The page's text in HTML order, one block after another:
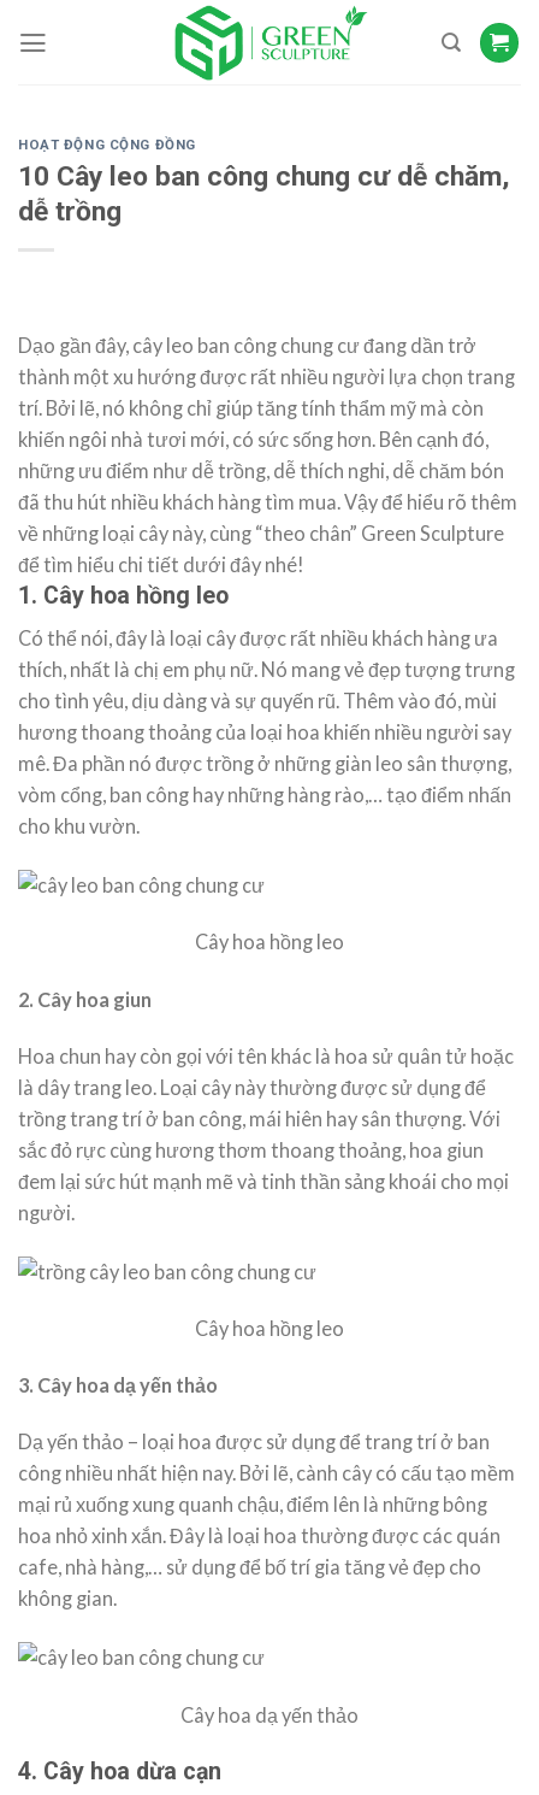
HOẠT ĐỘNG CỘNG ĐỒNG
10 Cây leo ban công chung cư dễ chăm,
dễ trồng
Dạo gần đây, cây leo ban công chung cư đang dần trở
thành một xu hướng được rất nhiều người lựa chọn trang
trí. Bởi lẽ, nó không chỉ giúp tăng tính thẩm mỹ mà còn
khiến ngôi nhà tươi mới, có sức sống hơn. Bên cạnh đó,
những ưu điểm như dễ trồng, dễ thích nghi, dễ chăm bón
đã thu hút nhiều khách hàng tìm mua. Vậy để hiểu rõ thêm
về những loại cây này, cùng “theo chân” Green Sculpture
để tìm hiểu chi tiết dưới đây nhé!
1. Cây hoa hồng leo
Có thể nói, đây là loại cây được rất nhiều khách hàng ưa
thích, nhất là chị em phụ nữ. Nó mang vẻ đẹp tượng trưng
cho tình yêu, dịu dàng và sự quyến rũ. Thêm vào đó, mùi
hương thoang thoảng của loại hoa khiến nhiều người say
mê. Đa phần nó được trồng ở những giàn leo sân thượng,
vòm cổng, ban công hay những hàng rào,… tạo điểm nhấn
cho khu vườn.
Cây hoa hồng leo
2. Cây hoa giun
Hoa chun hay còn gọi với tên khác là hoa sử quân tử hoặc
là dây trang leo. Loại cây này thường được sử dụng để
trồng trang trí ở ban công, mái hiên hay sân thượng. Với
sắc đỏ rực cùng hương thơm thoang thoảng, hoa giun
đem lại sức hút mạnh mẽ và tinh thần sảng khoái cho mọi
người.
Cây hoa hồng leo
3. Cây hoa dạ yến thảo
Dạ yến thảo – loại hoa được sử dụng để trang trí ở ban
công nhiều nhất hiện nay. Bởi lẽ, cành cây có cấu tạo mềm
mại rủ xuống xung quanh chậu, điểm lên là những bông
hoa nhỏ xinh xắn. Đây là loại hoa thường được các quán
cafe, nhà hàng,… sử dụng để bố trí gia tăng vẻ đẹp cho
không gian.
Cây hoa dạ yến thảo
4. Cây hoa dừa cạn